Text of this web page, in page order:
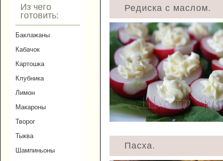
Из чего
готовить:
Баклажаны
Кабачок
Картошка
Клубника
Лимон
Макароны
Творог
Тыква
Шампиньоны
Редиска с маслом.
Пасха.